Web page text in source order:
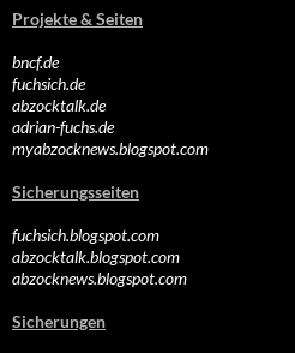
Projekte & Seiten
bncf.de
fuchsich.de
abzocktalk.de
adrian-fuchs.de
myabzocknews.blogspot.com
Sicherungsseiten
fuchsich.blogspot.com
abzocktalk.blogspot.com
abzocknews.blogspot.com
Sicherungen